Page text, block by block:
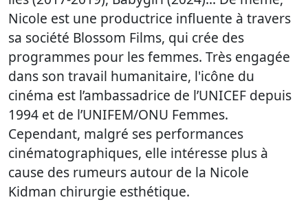
Nicole est une productrice influente à travers
sa société Blossom Films, qui crée des
programmes pour les femmes. Très engagée
dans son travail humanitaire, l'icône du
cinéma est l’ambassadrice de l’UNICEF depuis
1994 et de l’UNIFEM/ONU Femmes.
Cependant, malgré ses performances
cinématographiques, elle intéresse plus à
cause des rumeurs autour de la Nicole
Kidman chirurgie esthétique.